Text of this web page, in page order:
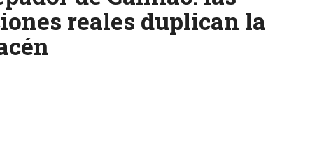
reales duplican la